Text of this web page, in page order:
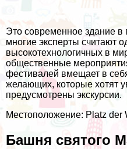
Это современное здание в
многие эксперты считают
высокотехнологичных в
общественные
фестивалей вмещает в
желающих, которые хотят
предусмотрены экскурсии.
Местоположение: Platz der
Башня святого